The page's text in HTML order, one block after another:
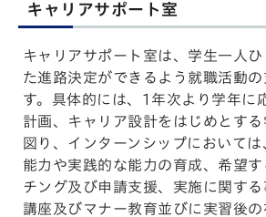
キャリアサポート室
キャリアサポート室は、学生一人
た進路決定ができるよう就職活動
す。具体的には、1年次より学年に
計画、キャリア設計をはじめとす
図り、インターンシップにおいて
能力や実践的な能力の育成、希望
チング及び申請支援、実施に関す
講座及びマナー教育並びに実習後